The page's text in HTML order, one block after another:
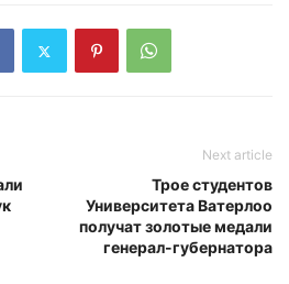
Next article
Трое студентов
Университета Ватерлоо
получат золотые медали
генерал-губернатора